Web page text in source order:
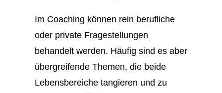
Im Coaching können rein berufliche
oder private Fragestellungen
behandelt werden. Häufig sind es aber
übergreifende Themen, die beide
Lebensbereiche tangieren und zu